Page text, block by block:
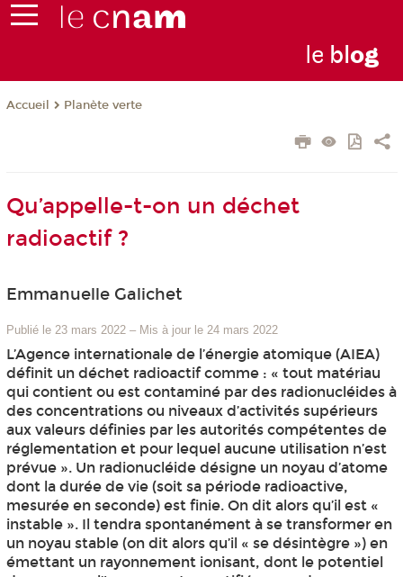
le blog
Accueil Planète verte
Qu’appelle-t-on un déchet
radioactif ?
Emmanuelle Galichet
Publié le 23 mars 2022 – Mis à jour le 24 mars 2022
L’Agence internationale de l’énergie atomique (AIEA)
définit un déchet radioactif comme : « tout matériau
qui contient ou est contaminé par des radionucléides à
des concentrations ou niveaux d’activités supérieurs
aux valeurs définies par les autorités compétentes de
réglementation et pour lequel aucune utilisation n’est
prévue ». Un radionucléide désigne un noyau d’atome
dont la durée de vie (soit sa période radioactive,
mesurée en seconde) est finie. On dit alors qu’il est «
instable ». Il tendra spontanément à se transformer en
un noyau stable (on dit alors qu’il « se désintègre ») en
émettant un rayonnement ionisant, dont le potentiel